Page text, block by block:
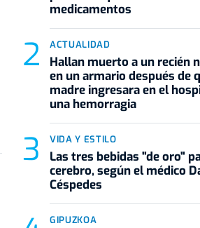
medicamentos
ACTUALIDAD
Hallan muerto a un recién
en un armario después de
madre ingresara en el
una hemorragia
VIDA Y ESTILO
Las tres bebidas "de oro"
cerebro, según el médico
Céspedes
GIPUZKOA